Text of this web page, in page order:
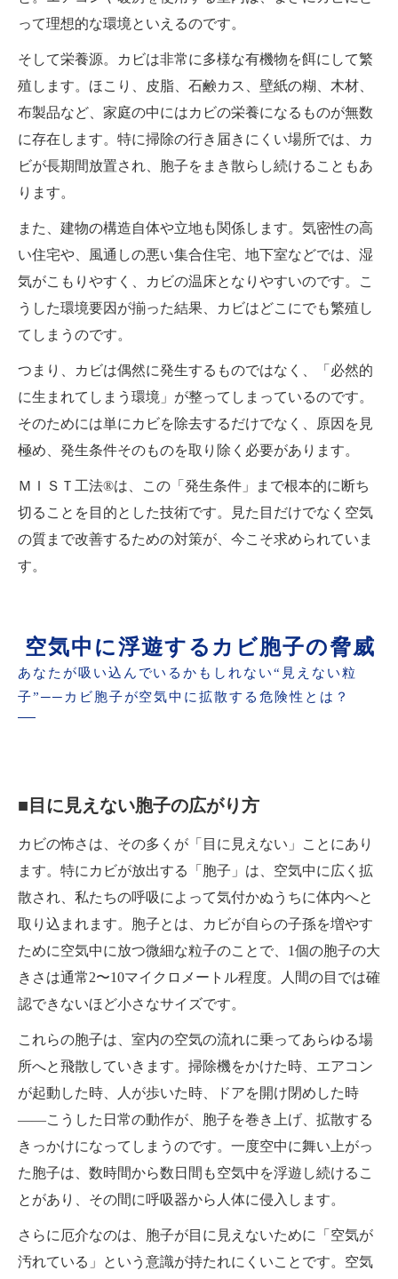
って理想的な環境といえるのです。
そして栄養源。カビは非常に多様な有機物を餌にして繁
殖します。ほこり、皮脂、石鹸カス、壁紙の糊、木材、
布製品など、家庭の中にはカビの栄養になるものが無数
に存在します。特に掃除の行き届きにくい場所では、カ
ビが長期間放置され、胞子をまき散らし続けることもあ
ります。
また、建物の構造自体や立地も関係します。気密性の高
い住宅や、風通しの悪い集合住宅、地下室などでは、湿
気がこもりやすく、カビの温床となりやすいのです。こ
うした環境要因が揃った結果、カビはどこにでも繁殖し
てしまうのです。
つまり、カビは偶然に発生するものではなく、「必然的
に生まれてしまう環境」が整ってしまっているのです。
そのためには単にカビを除去するだけでなく、原因を見
極め、発生条件そのものを取り除く必要があります。
ＭＩＳＴ工法®は、この「発生条件」まで根本的に断ち
切ることを目的とした技術です。見た目だけでなく空気
の質まで改善するための対策が、今こそ求められていま
す。
空気中に浮遊するカビ胞子の脅威
あなたが吸い込んでいるかもしれない“見えない粒
子”──カビ胞子が空気中に拡散する危険性とは？
■目に見えない胞子の広がり方
カビの怖さは、その多くが「目に見えない」ことにあり
ます。特にカビが放出する「胞子」は、空気中に広く拡
散され、私たちの呼吸によって気付かぬうちに体内へと
取り込まれます。胞子とは、カビが自らの子孫を増やす
ために空気中に放つ微細な粒子のことで、1個の胞子の大
きさは通常2〜10マイクロメートル程度。人間の目では確
認できないほど小さなサイズです。
これらの胞子は、室内の空気の流れに乗ってあらゆる場
所へと飛散していきます。掃除機をかけた時、エアコン
が起動した時、人が歩いた時、ドアを開け閉めした時
――こうした日常の動作が、胞子を巻き上げ、拡散する
きっかけになってしまうのです。一度空中に舞い上がっ
た胞子は、数時間から数日間も空気中を浮遊し続けるこ
とがあり、その間に呼吸器から人体に侵入します。
さらに厄介なのは、胞子が目に見えないために「空気が
汚れている」という意識が持たれにくいことです。空気